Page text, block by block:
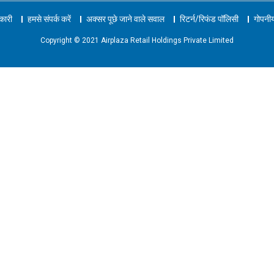
हमसे संपर्क करें अक्सर पूछे जाने वाले सवाल रिटर्न/रिफंड पॉलिसी
Copyright © 2021 Airplaza Retail Holdings Private Limited